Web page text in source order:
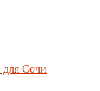
для Сочи